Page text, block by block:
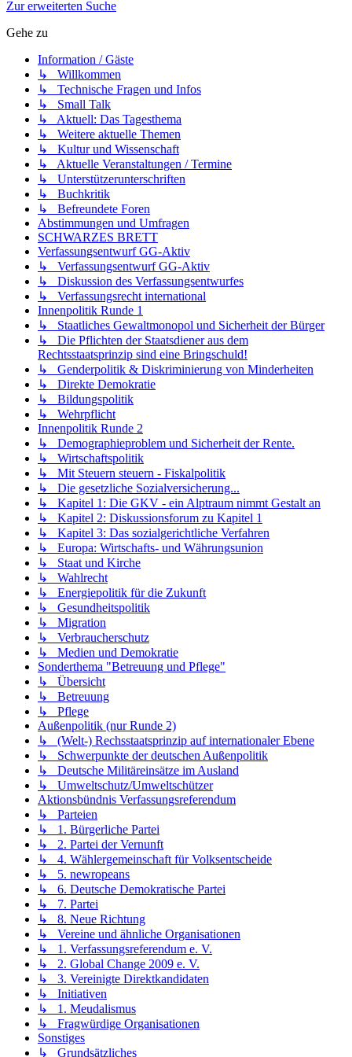
Zur erweiterten Suche
Gehe zu
Information / Gäste
↳ Willkommen
↳ Technische Fragen und Infos
↳ Small Talk
↳ Aktuell: Das Tagesthema
↳ Weitere aktuelle Themen
↳ Kultur und Wissenschaft
↳ Aktuelle Veranstaltungen / Termine
↳ Unterstützerunterschriften
↳ Buchkritik
↳ Befreundete Foren
Abstimmungen und Umfragen
SCHWARZES BRETT
Verfassungsentwurf GG-Aktiv
↳ Verfassungsentwurf GG-Aktiv
↳ Diskussion des Verfassungsentwurfes
↳ Verfassungsrecht international
Innenpolitik Runde 1
↳ Staatliches Gewaltmonopol und Sicherheit der Bürger
↳ Die Pflichten der Staatsdiener aus dem
Rechtsstaatsprinzip sind eine Bringschuld!
↳ Genderpolitik & Diskriminierung von Minderheiten
↳ Direkte Demokratie
↳ Bildungspolitik
↳ Wehrpflicht
Innenpolitik Runde 2
↳ Demographieproblem und Sicherheit der Rente.
↳ Wirtschaftspolitik
↳ Mit Steuern steuern - Fiskalpolitik
↳ Die gesetzliche Sozialversicherung...
↳ Kapitel 1: Die GKV - ein Alptraum nimmt Gestalt an
↳ Kapitel 2: Diskussionsforum zu Kapitel 1
↳ Kapitel 3: Das sozialgerichtliche Verfahren
↳ Europa: Wirtschafts- und Währungsunion
↳ Staat und Kirche
↳ Wahlrecht
↳ Energiepolitik für die Zukunft
↳ Gesundheitspolitik
↳ Migration
↳ Verbraucherschutz
↳ Medien und Demokratie
Sonderthema "Betreuung und Pflege"
↳ Übersicht
↳ Betreuung
↳ Pflege
Außenpolitik (nur Runde 2)
↳ (Welt-) Rechsstaatsprinzip auf internationaler Ebene
↳ Schwerpunkte der deutschen Außenpolitik
↳ Deutsche Militäreinsätze im Ausland
↳ Umweltschutz/Umweltschützer
Aktionsbündnis Verfassungsreferendum
↳ Parteien
↳ 1. Bürgerliche Partei
↳ 2. Partei der Vernunft
↳ 4. Wählergemeinschaft für Volksentscheide
↳ 5. newropeans
↳ 6. Deutsche Demokratische Partei
↳ 7. Partei
↳ 8. Neue Richtung
↳ Vereine und ähnliche Organisationen
↳ 1. Verfassungsreferendum e. V.
↳ 2. Global Change 2009 e. V.
↳ 3. Vereinigte Direktkandidaten
↳ Initiativen
↳ 1. Meudalismus
↳ Fragwürdige Organisationen
Sonstiges
↳ Grundsätzliches